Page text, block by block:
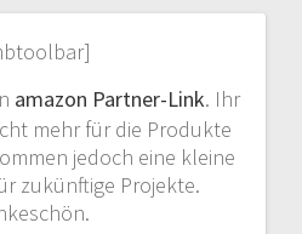
amazon Partner-Link. Ihr
mehr für die Produkte
jedoch eine kleine
zukünftige Projekte.